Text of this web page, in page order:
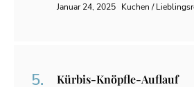
Januar 24, 2025 Kuchen /
Kürbis-Knöpfle-Auflauf